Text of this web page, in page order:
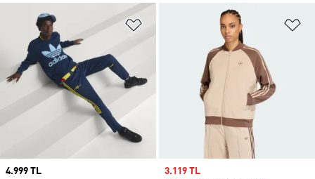
Favori Listesine Ekle
Price
4.999 TL
Sale price
3.119 TL